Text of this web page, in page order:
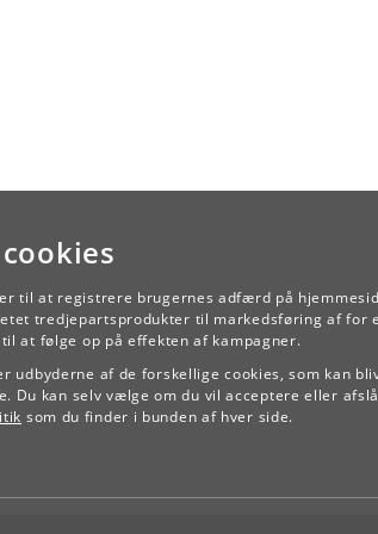
til at registrere brugernes adfærd på
tredjepartsprodukter til markedsføring af for
at følge op på effekten af kampagner.
udbyderne af de forskellige cookies, som kan
Du kan selv vælge om du vil acceptere eller
som du finder i bunden af hver side.
viden og forståelse for arbejdsmarkedets parter
i at reflektere over og analysere cases, som
medier, dels stammer fra underviserens egne
analyse af arbejdsmarkedsforhold, fagbevægelsen
relevante problemstillinger og opnå
stof på en klar og veldokumenteret måde. Den
desuden kompetencer i at tilrettelægge, styre og